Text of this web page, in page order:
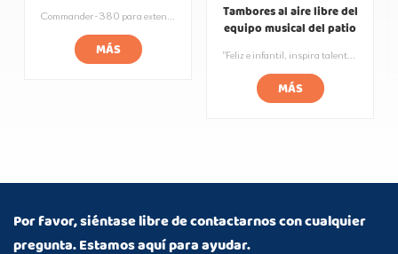
aleación de aluminio Commander-380 para extenderse desde ambos lados del tubo de sonido de aleación de aluminio 30, dos tubos de sonido de diferentes colores como alas extendidas de ángeles. La melodía de la música es melodiosa y duradera, se puede utilizar en cualquier escena al aire libre. El sonido de la música al tocar puede brindarle suficiente poder de penetración y una experiencia sensorial extraordinaria. El amplio diseño adecuado para multijugador jugando juntos.
MÁS
Tambores al aire libre del
equipo musical del patio
"Feliz e infantil, inspira talento musical. Tambor para exteriores hecho de madera maciza de alta calidad y acero inoxidable musical para garantizar una calidad de sonido clara y brillante. Los colores brillantes y las formas bonitas permiten a los niños desarrollar la percepción musical y la coordinación mano-ojo mientras tocan. Adecuado para mayores de 3 años, este es un instrumento versátil que es a la vez entretenido y educativo".
MÁS
Por favor, siéntase libre de contactarnos con cualquier
pregunta. Estamos aquí para ayudar.